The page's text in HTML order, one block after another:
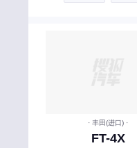
· 丰田(进口) ·
FT-4X